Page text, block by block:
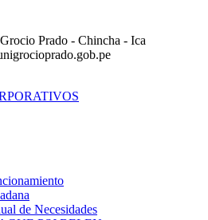
Prado - Chincha - Ica
de Necesidades